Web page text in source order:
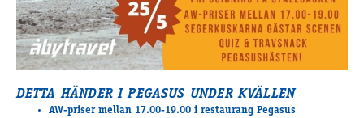
Åby Stora Pris 2026
Supertorsdag för företag
Supertorsdag
Ponnytravtävlingar
DETTA HÄNDER I PEGASUS UNDER KVÄLLEN
AW-priser mellan 17.00-19.00 i restaurang Pegasus